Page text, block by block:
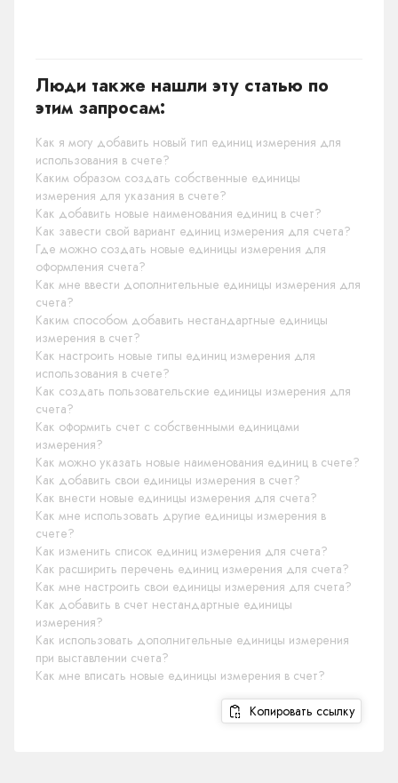
Люди также нашли эту статью по
этим запросам:
Как я могу добавить новый тип единиц измерения для
использования в счете?
Каким образом создать собственные единицы
измерения для указания в счете?
Как добавить новые наименования единиц в счет?
Как завести свой вариант единиц измерения для счета?
Где можно создать новые единицы измерения для
оформления счета?
Как мне ввести дополнительные единицы измерения для
счета?
Каким способом добавить нестандартные единицы
измерения в счет?
Как настроить новые типы единиц измерения для
использования в счете?
Как создать пользовательские единицы измерения для
счета?
Как оформить счет с собственными единицами
измерения?
Как можно указать новые наименования единиц в счете?
Как добавить свои единицы измерения в счет?
Как внести новые единицы измерения для счета?
Как мне использовать другие единицы измерения в
счете?
Как изменить список единиц измерения для счета?
Как расширить перечень единиц измерения для счета?
Как мне настроить свои единицы измерения для счета?
Как добавить в счет нестандартные единицы
измерения?
Как использовать дополнительные единицы измерения
при выставлении счета?
Как мне вписать новые единицы измерения в счет?
Копировать ссылку